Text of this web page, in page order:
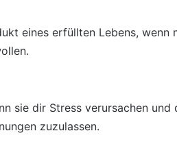
eines erfüllten Lebens,
sie dir Stress verursachen
zuzulassen.